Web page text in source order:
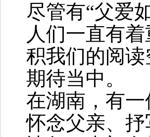
尽管有“父爱
人们一直有
积我们的阅
期待当中。
在湖南，有
怀念父亲、